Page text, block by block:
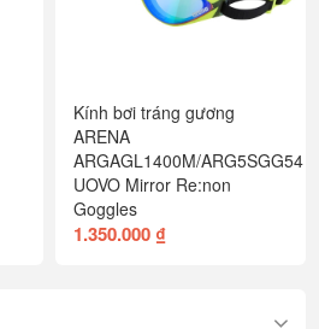
Kính bơi tráng gương
ARENA
ARGAGL1400M/ARG5SGG54
UOVO Mirror Re:non
Goggles
1.350.000 ₫